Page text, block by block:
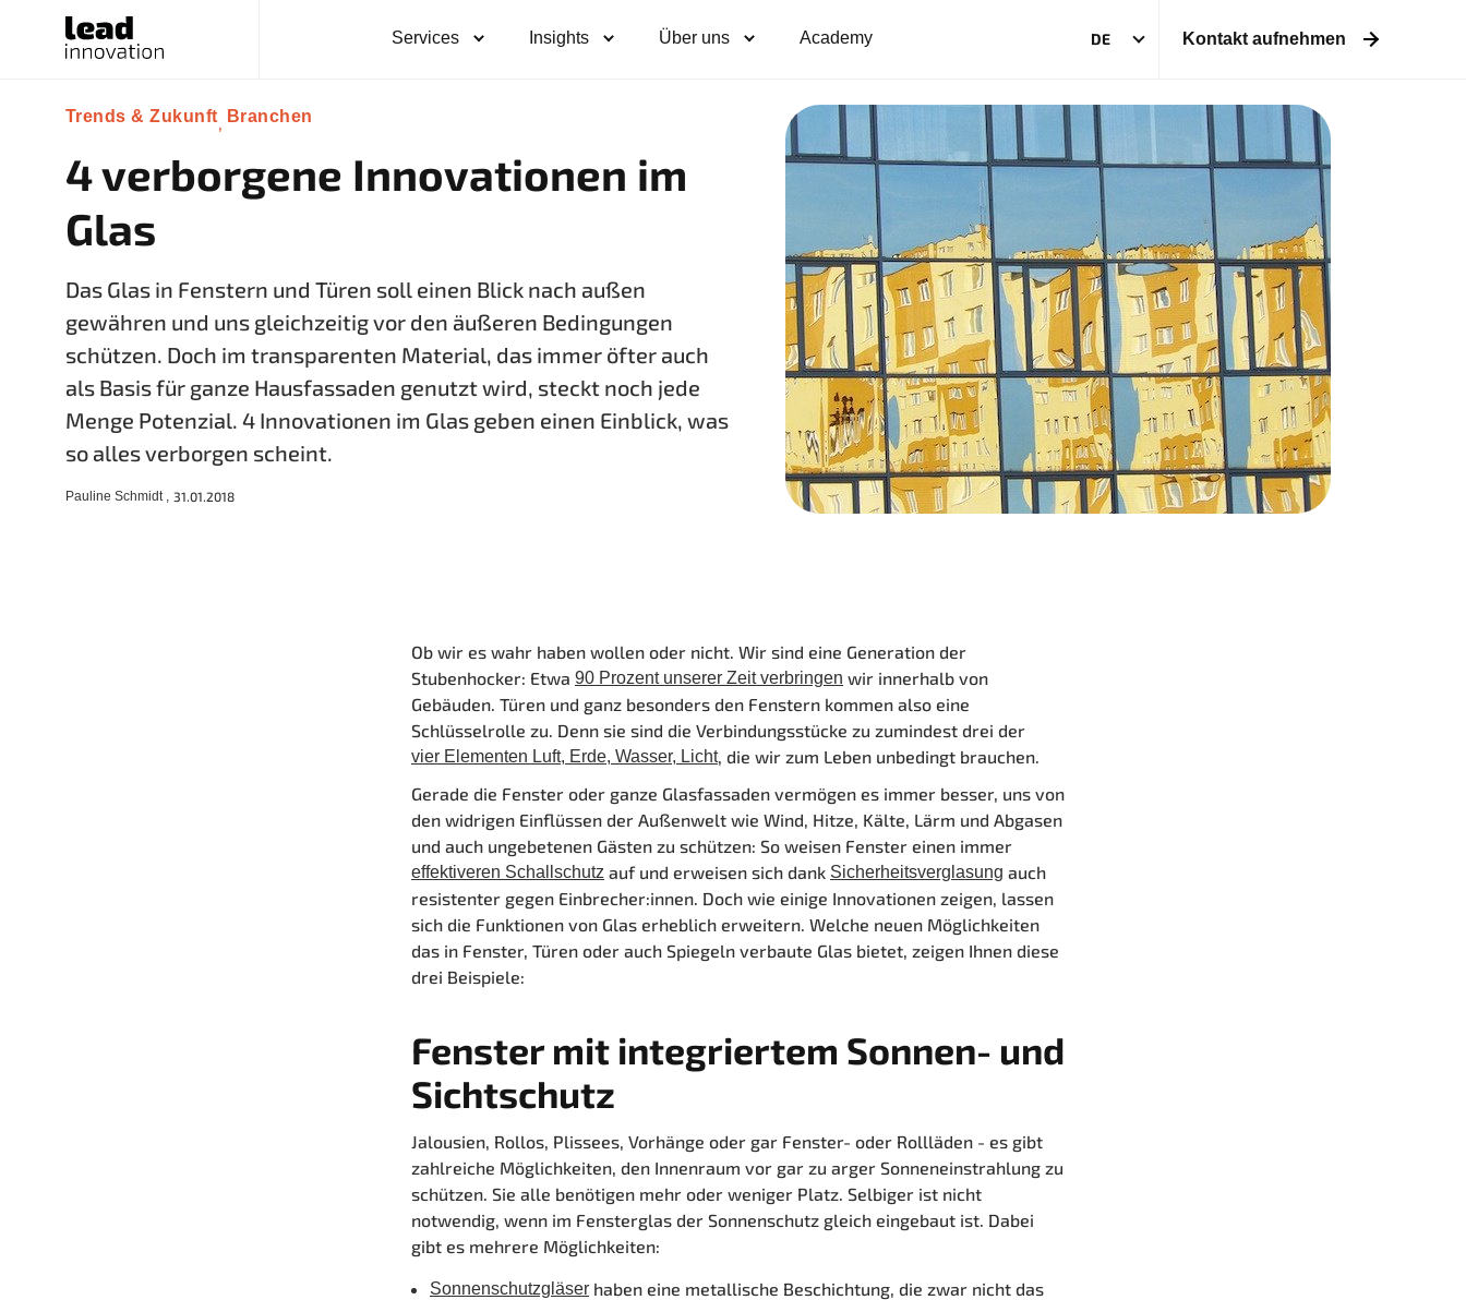
Services Insights Über uns Academy DE Kontakt aufnehmen
Trends & Zukunft, Branchen
4 verborgene Innovationen im
Glas
Das Glas in Fenstern und Türen soll einen Blick nach außen
gewähren und uns gleichzeitig vor den äußeren Bedingungen
schützen. Doch im transparenten Material, das immer öfter auch
als Basis für ganze Hausfassaden genutzt wird, steckt noch jede
Menge Potenzial. 4 Innovationen im Glas geben einen Einblick, was
so alles verborgen scheint.
Pauline Schmidt , 31.01.2018
Ob wir es wahr haben wollen oder nicht. Wir sind eine Generation der
Stubenhocker: Etwa90 Prozent unserer Zeit verbringen wir innerhalb von
Gebäuden. Türen und ganz besonders den Fenstern kommen also eine
Schlüsselrolle zu. Denn sie sind die Verbindungsstücke zu zumindest drei der
vier Elementen Luft, Erde, Wasser, Licht, die wir zum Leben unbedingt brauchen.
Gerade die Fenster oder ganze Glasfassaden vermögen es immer besser, uns von
den widrigen Einflüssen der Außenwelt wie Wind, Hitze, Kälte, Lärm und Abgasen
und auch ungebetenen Gästen zu schützen: So weisen Fenster einen immer
effektiveren Schallschutz auf und erweisen sich dank Sicherheitsverglasung auch
resistenter gegen Einbrecher:innen. Doch wie einige Innovationen zeigen, lassen
sich die Funktionen von Glas erheblich erweitern. Welche neuen Möglichkeiten
das in Fenster, Türen oder auch Spiegeln verbaute Glas bietet, zeigen Ihnen diese
drei Beispiele:
Fenster mit integriertem Sonnen- und
Sichtschutz
Jalousien, Rollos, Plissees, Vorhänge oder gar Fenster- oder Rollläden - es gibt
zahlreiche Möglichkeiten, den Innenraum vor gar zu arger Sonneneinstrahlung zu
schützen. Sie alle benötigen mehr oder weniger Platz. Selbiger ist nicht
notwendig, wenn im Fensterglas der Sonnenschutz gleich eingebaut ist. Dabei
gibt es mehrere Möglichkeiten:
Sonnenschutzgläser haben eine metallische Beschichtung, die zwar nicht das